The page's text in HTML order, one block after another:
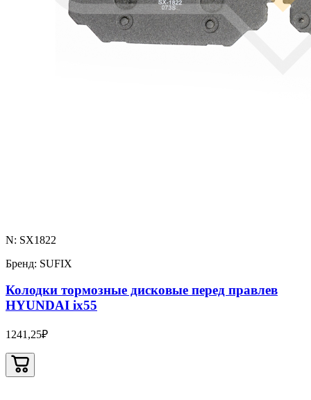
N: SX1822
Бренд: SUFIX
Колодки тормозные дисковые перед правлев
HYUNDAI ix55
1241,25₽